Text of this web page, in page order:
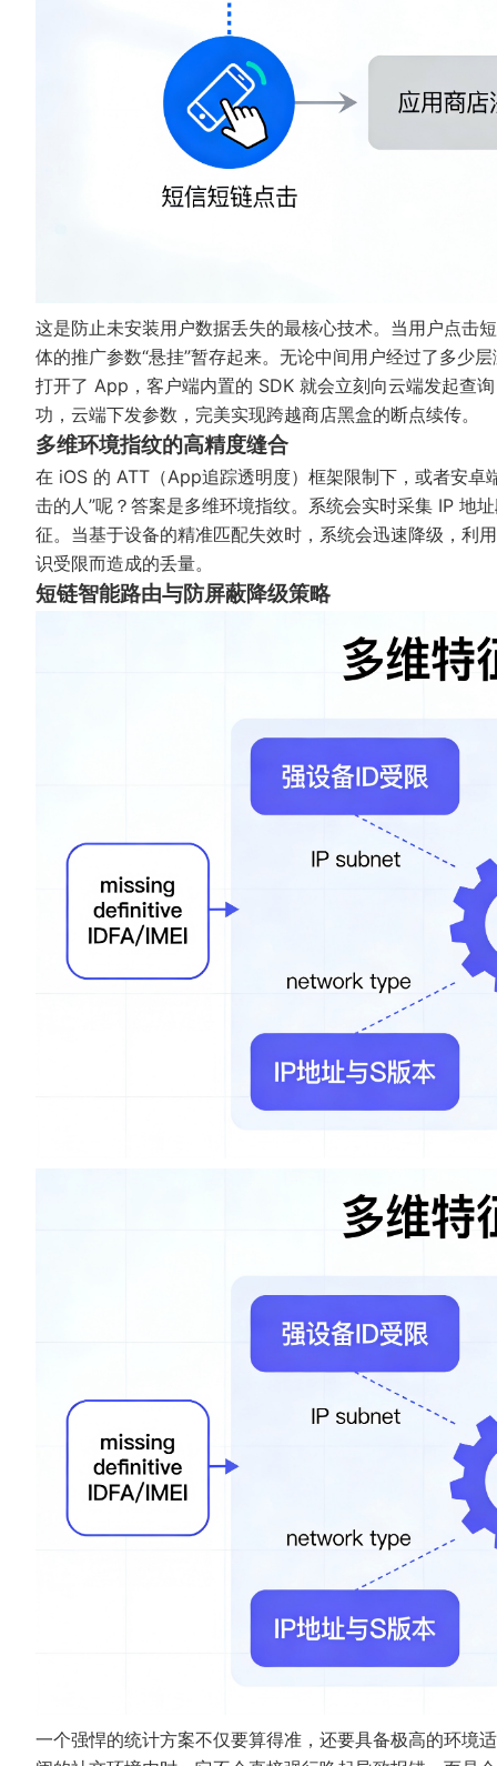
这是防止未安装用户数据丢失的最核心技术。当用户点击
体的推广参数“悬挂”暂存起来。无论中间用户经过了多少
打开了 App，客户端内置的 SDK 就会立刻向云端发起查
功，云端下发参数，完美实现跨越商店黑盒的断点续传。
多维环境指纹的高精度缝合
在 iOS 的 ATT（App追踪透明度）框架限制下，或者安卓
击的人”呢？答案是多维环境指纹。系统会实时采集 IP 地
征。当基于设备的精准匹配失效时，系统会迅速降级，利
识受限而造成的丢量。
短链智能路由与防屏蔽降级策略
一个强悍的统计方案不仅要算得准，还要具备极高的环境